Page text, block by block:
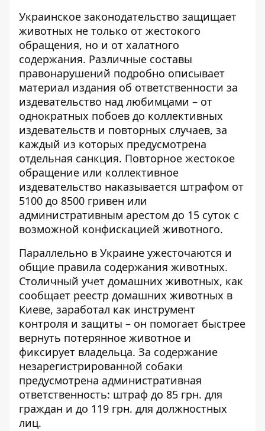
Украинское законодательство защищает
животных не только от жестокого
обращения, но и от халатного
содержания. Различные составы
правонарушений подробно описывает
материал издания об ответственности за
издевательство над любимцами – от
однократных побоев до коллективных
издевательств и повторных случаев, за
каждый из которых предусмотрена
отдельная санкция. Повторное жестокое
обращение или коллективное
издевательство наказывается штрафом от
5100 до 8500 гривен или
административным арестом до 15 суток с
возможной конфискацией животного.
Параллельно в Украине ужесточаются и
общие правила содержания животных.
Столичный учет домашних животных, как
сообщает реестр домашних животных в
Киеве, заработал как инструмент
контроля и защиты – он помогает быстрее
вернуть потерянное животное и
фиксирует владельца. За содержание
незарегистрированной собаки
предусмотрена административная
ответственность: штраф до 85 грн. для
граждан и до 119 грн. для должностных
лиц.